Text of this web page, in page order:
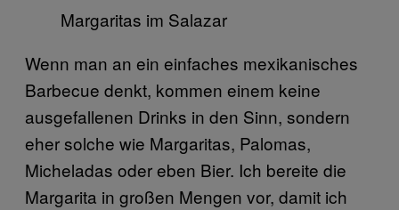
Margaritas im Salazar
Wenn man an ein einfaches mexikanisches
Barbecue denkt, kommen einem keine
ausgefallenen Drinks in den Sinn, sondern
eher solche wie Margaritas, Palomas,
Micheladas oder eben Bier. Ich bereite die
Margarita in großen Mengen vor, damit ich